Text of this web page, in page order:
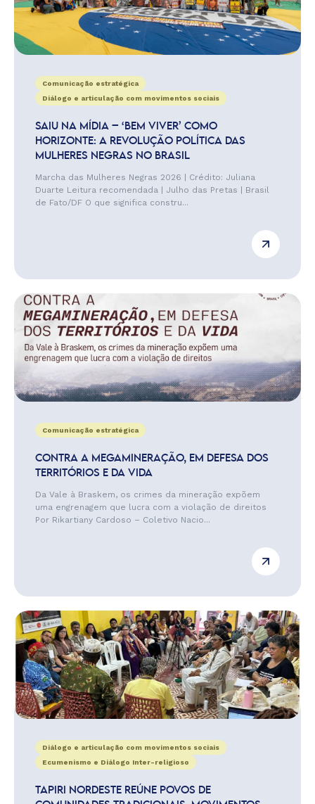
Comunicação estratégica
Diálogo e articulação com movimentos sociais
SAIU NA MÍDIA – ‘BEM VIVER’ COMO
HORIZONTE: A REVOLUÇÃO POLÍTICA DAS
MULHERES NEGRAS NO BRASIL
Marcha das Mulheres Negras 2026 | Crédito: Juliana
Duarte Leitura recomendada | Julho das Pretas | Brasil
de Fato/DF O que significa constru...
Comunicação estratégica
CONTRA A MEGAMINERAÇÃO, EM DEFESA DOS
TERRITÓRIOS E DA VIDA
Da Vale à Braskem, os crimes da mineração expõem
uma engrenagem que lucra com a violação de direitos
Por Rikartiany Cardoso – Coletivo Nacio...
Diálogo e articulação com movimentos sociais
Ecumenismo e Diálogo Inter-religioso
TAPIRI NORDESTE REÚNE POVOS DE